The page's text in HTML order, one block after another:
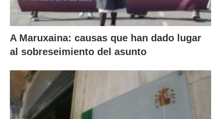
A Maruxaina: causas que han dado lugar
al sobreseimiento del asunto